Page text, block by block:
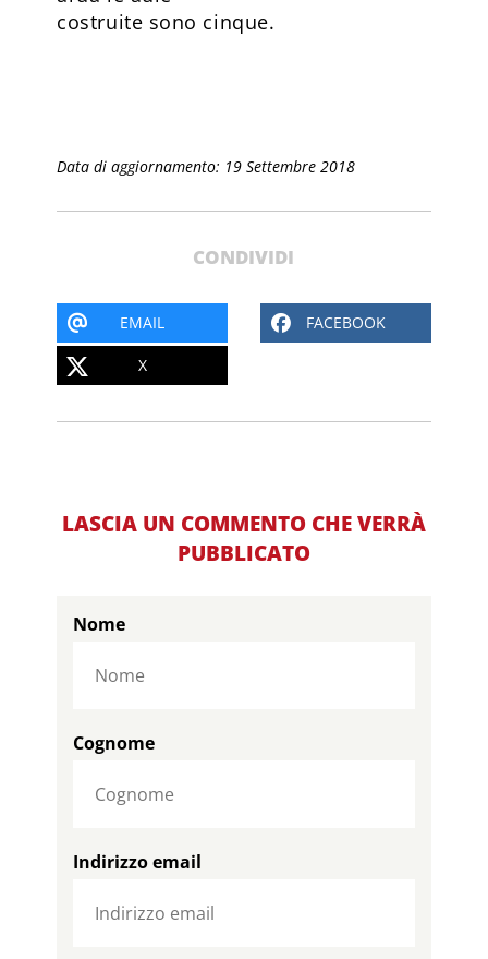
costruite sono cinque.
Data di aggiornamento: 19 Settembre 2018
CONDIVIDI
EMAIL FACEBOOK
X
LASCIA UN COMMENTO CHE VERRÀ
PUBBLICATO
Nome
Cognome
Indirizzo email